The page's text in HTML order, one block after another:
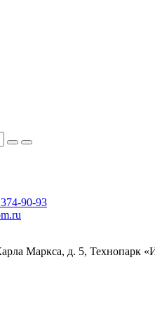
90-93
Маркса, д. 5, Технопарк